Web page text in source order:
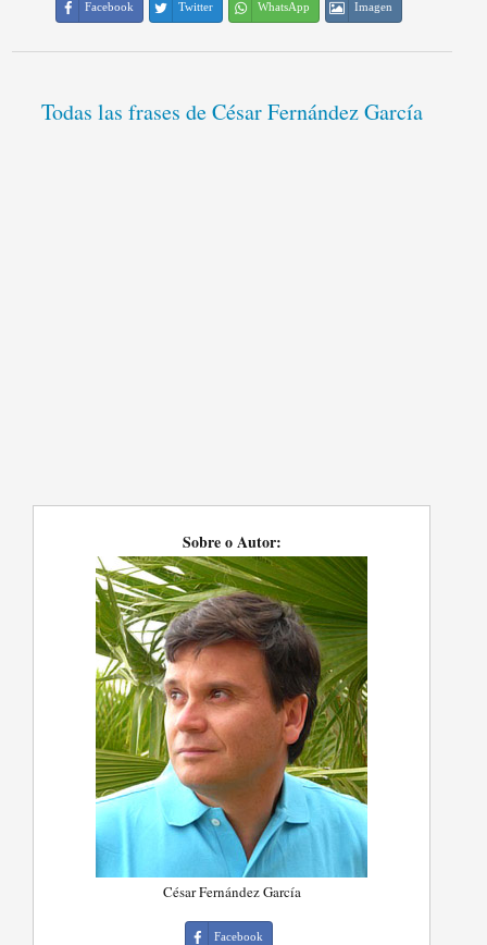
Facebook Twitter WhatsApp Imagen
Todas las frases de César Fernández García
Sobre o Autor:
César Fernández García
Facebook